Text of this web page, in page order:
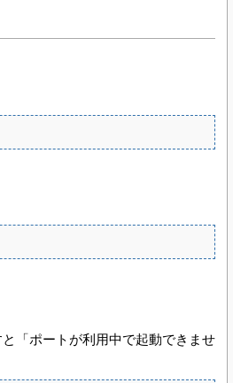
「ポートが利用中で起動できませ